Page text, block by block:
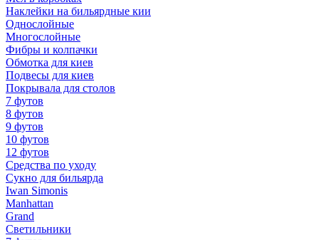
Наклейки на бильярдные кии
Однослойные
Многослойные
Фибры и колпачки
Обмотка для киев
Подвесы для киев
Покрывала для столов
7 футов
8 футов
9 футов
10 футов
12 футов
Средства по уходу
Сукно для бильярда
Iwan Simonis
Manhattan
Grand
Светильники